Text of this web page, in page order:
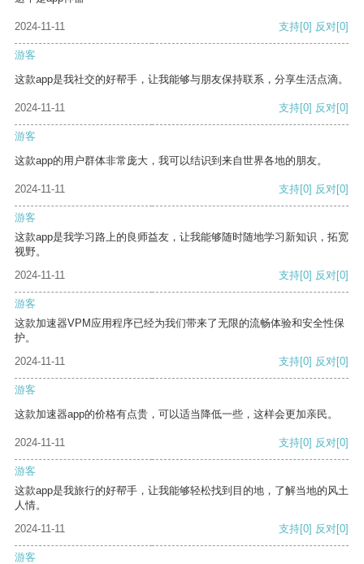
2024-11-11 支持[0] 反对[0]
游客
这款app是我社交的好帮手，让我能够与朋友保持联系，分享生活点滴。
2024-11-11 支持[0] 反对[0]
游客
这款app的用户群体非常庞大，我可以结识到来自世界各地的朋友。
2024-11-11 支持[0] 反对[0]
游客
这款app是我学习路上的良师益友，让我能够随时随地学习新知识，拓宽
视野。
2024-11-11
支持[0] 反对[0]
游客
这款加速器VPM应用程序已经为我们带来了无限的流畅体验和安全性保
护。
2024-11-11
支持[0] 反对[0]
游客
这款加速器app的价格有点贵，可以适当降低一些，这样会更加亲民。
2024-11-11 支持[0] 反对[0]
游客
这款app是我旅行的好帮手，让我能够轻松找到目的地，了解当地的风土
人情。
2024-11-11
支持[0] 反对[0]
游客